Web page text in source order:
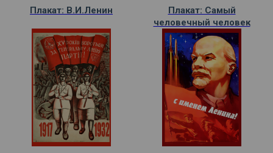
Плакат: В.И.Ленин
Плакат: Самый
человечный человек